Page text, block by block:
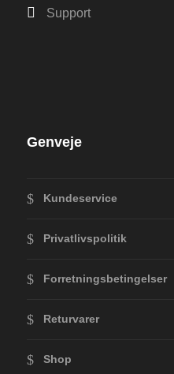
Support
Genveje
Kundeservice
Privatlivspolitik
Forretningsbetingelser
Returvarer
Shop